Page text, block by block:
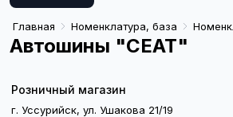
Главная Номенклатура, база
Автошины "CEAT"
Розничный магазин
г. Уссурийск, ул. Ушакова 21/19